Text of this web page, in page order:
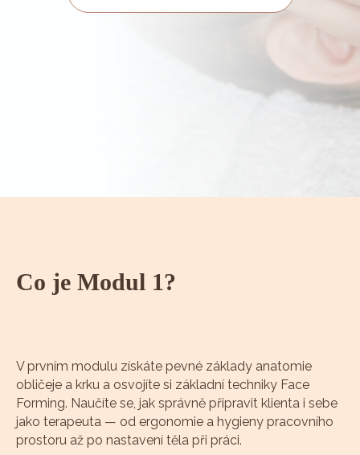
Co je Modul 1?
V prvním modulu získáte pevné základy anatomie
obličeje a krku a osvojíte si základní techniky Face
Forming. Naučíte se, jak správně připravit klienta i sebe
jako terapeuta — od ergonomie a hygieny pracovního
prostoru až po nastavení těla při práci.